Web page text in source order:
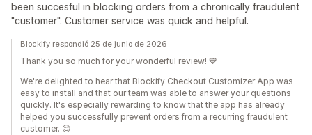
been succesful in blocking orders from a chronically fraudulent
"customer". Customer service was quick and helpful.
Blockify respondió 25 de junio de 2026
Thank you so much for your wonderful review! 💙
We're delighted to hear that Blockify Checkout Customizer App was
easy to install and that our team was able to answer your questions
quickly. It's especially rewarding to know that the app has already
helped you successfully prevent orders from a recurring fraudulent
customer. 😊